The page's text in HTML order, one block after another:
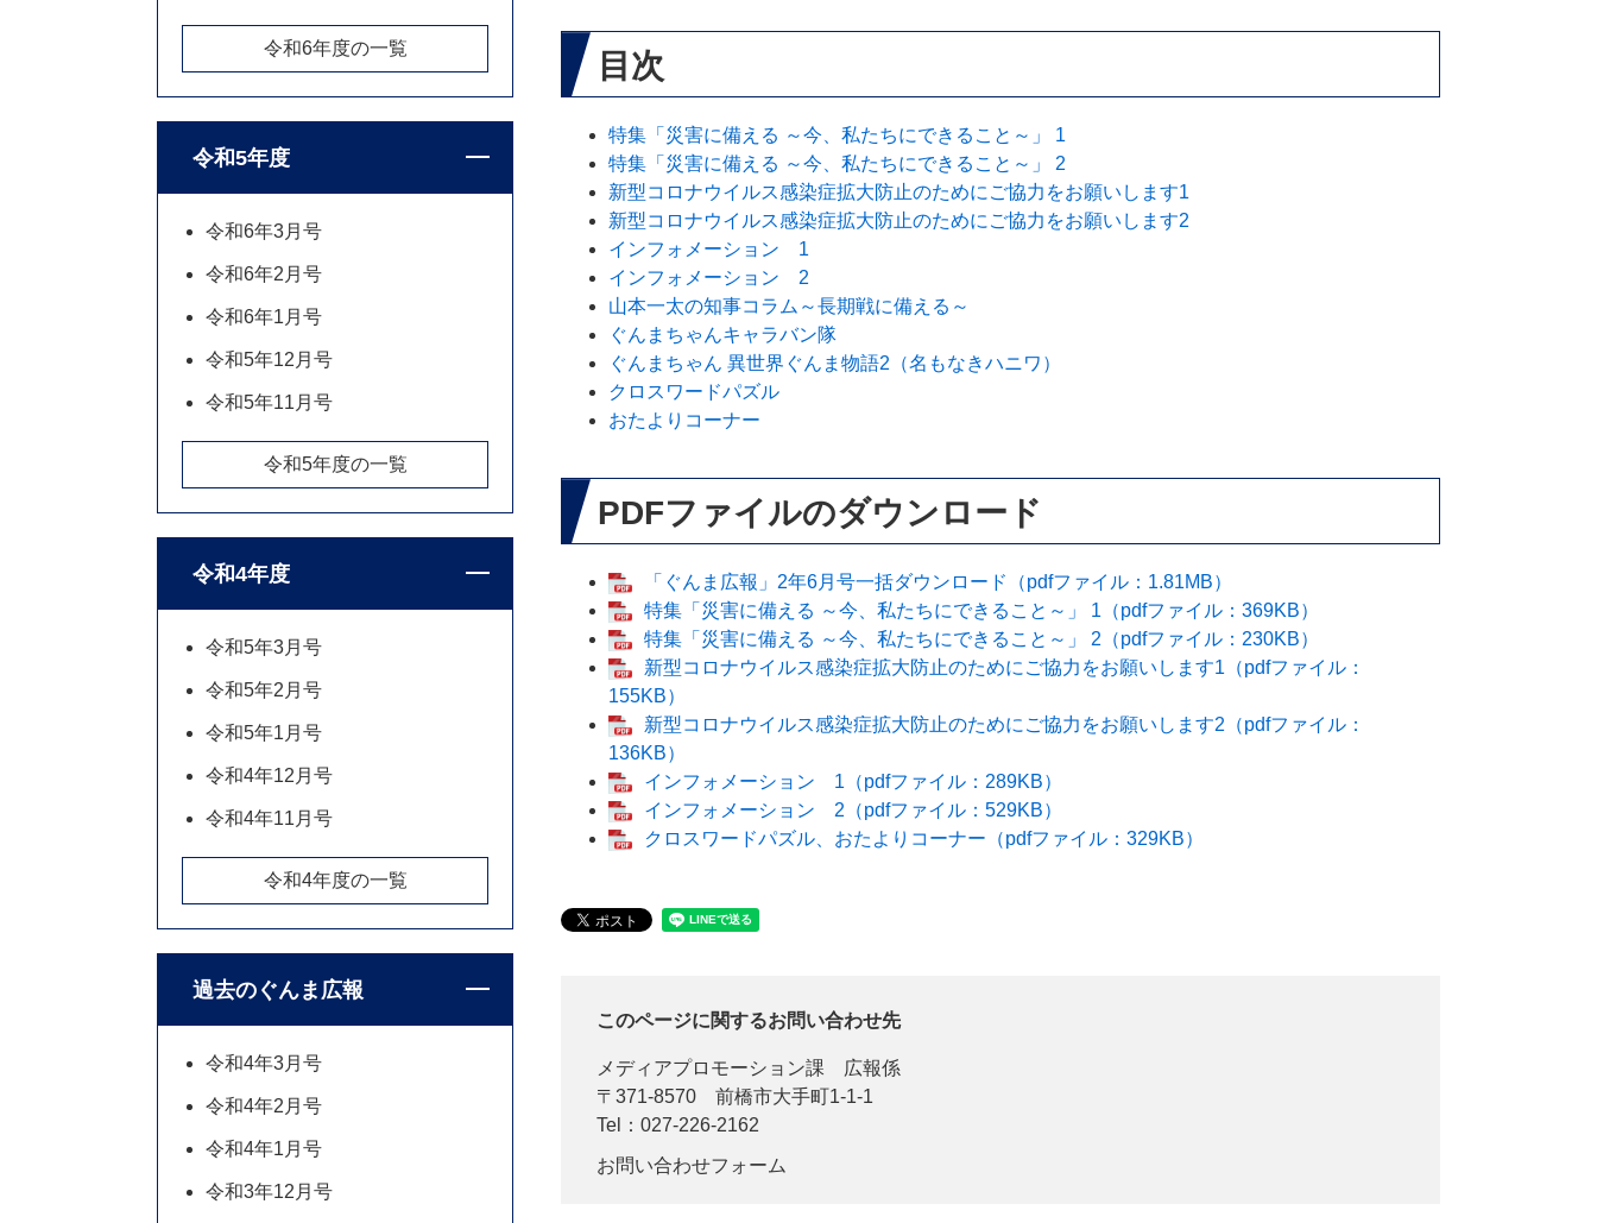
目次
特集「災害に備える ～今、私たちにできること～」 1
特集「災害に備える ～今、私たちにできること～」 2
新型コロナウイルス感染症拡大防止のためにご協力をお願いします1
新型コロナウイルス感染症拡大防止のためにご協力をお願いします2
インフォメーション 1
インフォメーション 2
山本一太の知事コラム～長期戦に備える～
ぐんまちゃんキャラバン隊
ぐんまちゃん 異世界ぐんま物語2（名もなきハニワ）
クロスワードパズル
おたよりコーナー
PDFファイルのダウンロード
「ぐんま広報」2年6月号一括ダウンロード（pdfファイル：1.81MB）
特集「災害に備える ～今、私たちにできること～」 1（pdfファイル：369KB）
特集「災害に備える ～今、私たちにできること～」 2（pdfファイル：230KB）
新型コロナウイルス感染症拡大防止のためにご協力をお願いします1（pdfファイル：
155KB）
新型コロナウイルス感染症拡大防止のためにご協力をお願いします2（pdfファイル：
136KB）
インフォメーション 1（pdfファイル：289KB）
インフォメーション 2（pdfファイル：529KB）
クロスワードパズル、おたよりコーナー（pdfファイル：329KB）
このページに関するお問い合わせ先
メディアプロモーション課
広報係
〒371-8570
前橋市大手町1-1-1
Tel：027-226-2162
お問い合わせフォーム
令和6年度の一覧
令和5年度
令和6年3月号
令和6年2月号
令和6年1月号
令和5年12月号
令和5年11月号
令和5年度の一覧
令和4年度
令和5年3月号
令和5年2月号
令和5年1月号
令和4年12月号
令和4年11月号
令和4年度の一覧
過去のぐんま広報
令和4年3月号
令和4年2月号
令和4年1月号
令和3年12月号